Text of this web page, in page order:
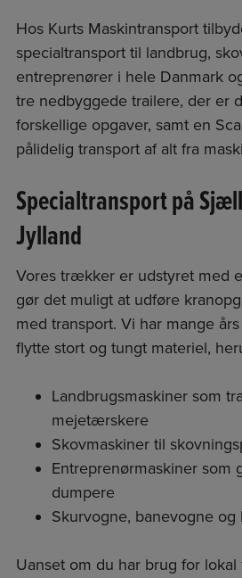
Hos Kurts Maskintransport
specialtransport til landbrug,
entreprenører i hele Danmark
tre nedbyggede trailere, der er
forskellige opgaver, samt en
pålidelig transport af alt fra
Specialtransport på
Jylland
Vores trækker er udstyret med
gør det muligt at udføre
med transport. Vi har mange
flytte stort og tungt materiel,
Landbrugsmaskiner som
mejetærskere
Skovmaskiner til
Entreprenørmaskiner som
dumpere
Skurvogne, banevogne og
Uanset om du har brug for lokal